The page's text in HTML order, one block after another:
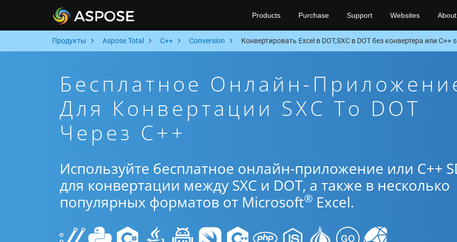
Products Purchase Support Websites About
Продукты Aspose.Total C++ Conversion Конвертировать Excel в DOT,SXC в DOT без конвертера или C++
Бесплатное Онлайн-
Для Конвертации SXC To DOT
Через C++
Используйте бесплатное онлайн-приложение или C++
для конвертации между SXC и DOT, а также в несколько
популярных форматов от Microsoft® Excel.